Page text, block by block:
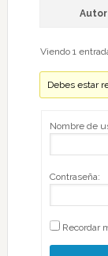
Autor
Viendo 1
Debes estar
Nombre de
Contraseña:
Recordar